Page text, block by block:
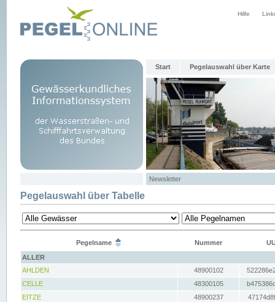
Hilfe
Start Pegelauswahl über Karte
Newsletter
Pegelauswahl über Tabelle
Pegelname Nummer
ALLER
AHLDEN
48900102
CELLE
48300105
EITZE
48900237